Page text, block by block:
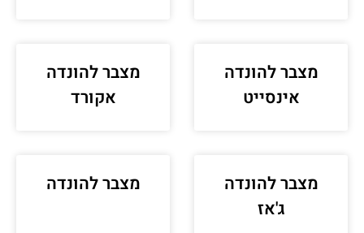
מצבר להונדה
אינסייט
מצבר להונדה
אקורד
מצבר להונדה
ג'אז
מצבר להונדה